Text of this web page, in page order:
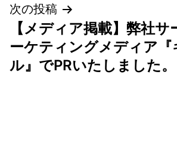
ビ
ゲ
ー
次の投稿
【メディア掲載】弊社
ーケティングメディア『
ル』でPRいたしました。